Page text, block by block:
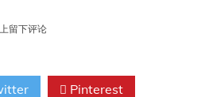
疫
上留下评论
Pinterest